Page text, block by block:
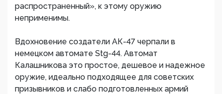
распространенный», к этому оружию
неприменимы.
Вдохновение создатели АК-47 черпали в
немецком автомате Stg-44. Автомат
Калашникова это простое, дешевое и надежное
оружие, идеально подходящее для советских
призывников и слабо подготовленных армий